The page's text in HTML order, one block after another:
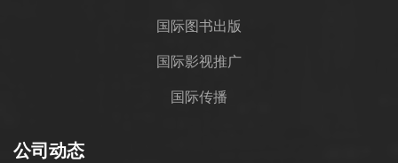
国际图书出版
国际影视推广
国际传播
公司动态